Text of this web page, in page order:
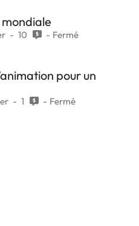
10 Fermé
pour un
1 Fermé